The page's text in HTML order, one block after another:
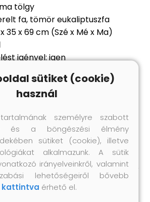
tölgy
fa, tömör eukaliptuszfa
35 x 69 cm (Szé x Mé x Ma)
igényel: igen
alaptartozékok. Keressen és
a falának megfelelő csavar(oka)t
Gondosan olvassa el és
utasítás minden lépését.
sütiket (cookie)
használ
személyre szabott
és a böngészési élmény
sütiket (cookie), illetve
alkalmazunk. A sütik
irányelveinkről, valamint
lehetőségeiről bővebb
kattintva érhető el.